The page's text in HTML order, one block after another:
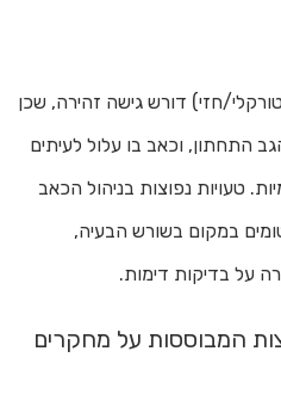
חזי) דורש גישה זהירה, שכן
התחתון, וכאב בו עלול לעיתים
טעויות נפוצות בניהול הכאב
במקום בשורש הבעיה,
על בדיקות דימות.
המבוססות על מחקרים